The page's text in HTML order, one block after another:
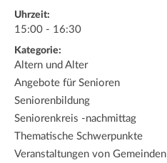
Uhrzeit:
15:00 - 16:30
Kategorie:
Altern und Alter
Angebote für Senioren
Seniorenbildung
Seniorenkreis -nachmittag
Thematische Schwerpunkte
Veranstaltungen von Gemeinden